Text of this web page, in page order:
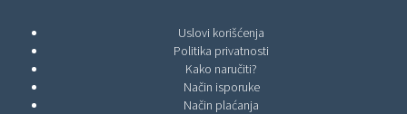
Uslovi korišćenja
Politika privatnosti
Kako naručiti?
Način isporuke
Način plaćanja